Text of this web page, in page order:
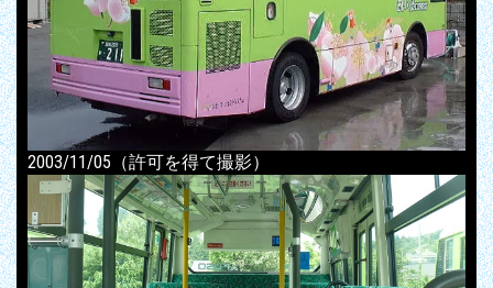
2003/11/05（許可を得て撮影）